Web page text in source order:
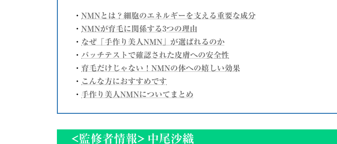
・ NMNとは？細胞のエネルギーを支える重要な成分
・ NMNが育毛に関係する3つの理由
・ なぜ「手作り美人NMN」が選ばれるのか
・ パッチテストで確認された皮膚への安全性
・ 育毛だけじゃない！NMNの体への嬉しい効果
・ こんな方におすすめです
・ 手作り美人NMNについてまとめ
<監修者情報> 中尾沙織